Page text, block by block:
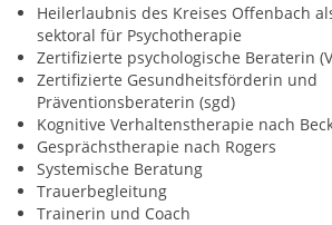
Heilerlaubnis des Kreises Offenbach
sektoral für Psychotherapie
Zertifizierte psychologische Beraterin
Zertifizierte Gesundheitsförderin und
Präventionsberaterin (sgd)
Kognitive Verhaltenstherapie nach
Gesprächstherapie nach Rogers
Systemische Beratung
Trauerbegleitung
Trainerin und Coach